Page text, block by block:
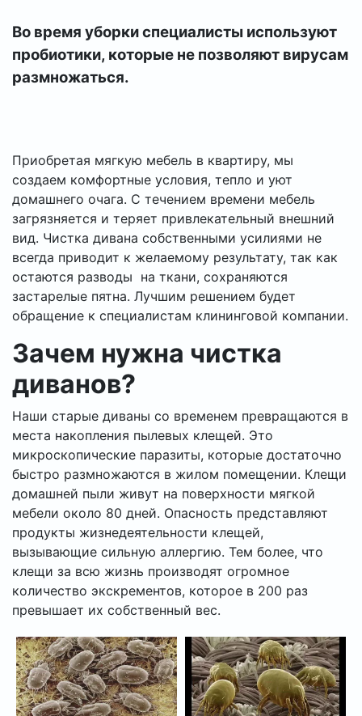
Во время уборки специалисты используют
пробиотики, которые не позволяют вирусам
размножаться.
Приобретая мягкую мебель в квартиру, мы
создаем комфортные условия, тепло и уют
домашнего очага. С течением времени мебель
загрязняется и теряет привлекательный внешний
вид. Чистка дивана собственными усилиями не
всегда приводит к желаемому результату, так как
остаются разводы на ткани, сохраняются
застарелые пятна. Лучшим решением будет
обращение к специалистам клининговой компании.
Зачем нужна чистка
диванов?
Наши старые диваны со временем превращаются в
места накопления пылевых клещей. Это
микроскопические паразиты, которые достаточно
быстро размножаются в жилом помещении. Клещи
домашней пыли живут на поверхности мягкой
мебели около 80 дней. Опасность представляют
продукты жизнедеятельности клещей,
вызывающие сильную аллергию. Тем более, что
клещи за всю жизнь производят огромное
количество экскрементов, которое в 200 раз
превышает их собственный вес.